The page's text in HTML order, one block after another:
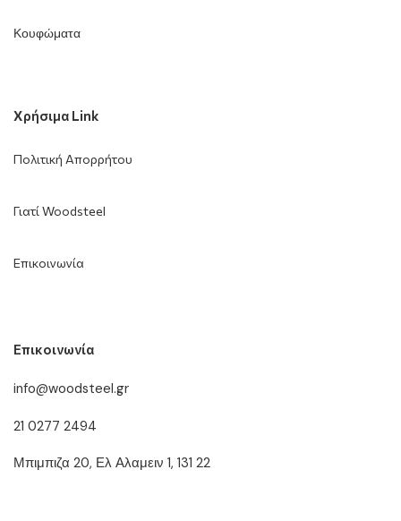
Κουφώματα
Χρήσιμα Link
Πολιτική Απορρήτου
Γιατί Woodsteel
Επικοινωνία
Επικοινωνία
info@woodsteel.gr
21 0277 2494
Μπιμπιζα 20, Ελ Αλαμειν 1, 131 22